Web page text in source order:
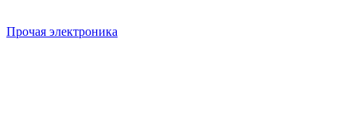
Прочая электроника